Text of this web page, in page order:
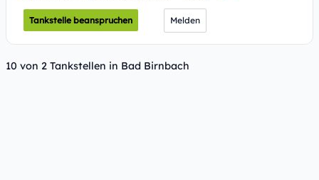
Tankstelle beanspruchen Melden
10 von 2 Tankstellen in Bad Birnbach